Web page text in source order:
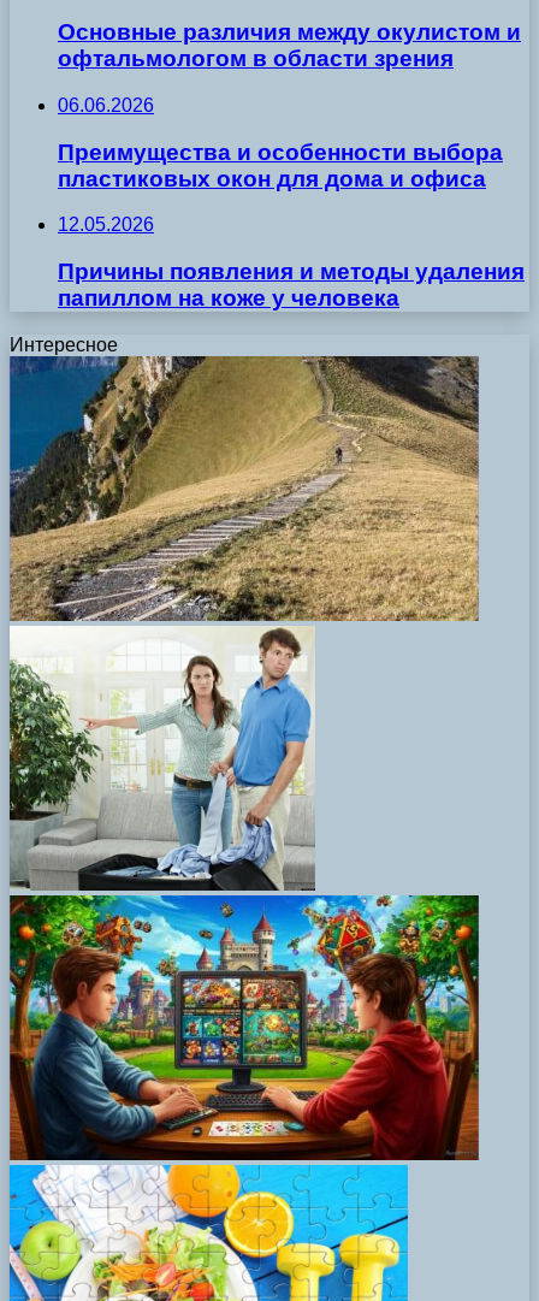
Основные различия между окулистом и
офтальмологом в области зрения
06.06.2026
Преимущества и особенности выбора
пластиковых окон для дома и офиса
12.05.2026
Причины появления и методы удаления
папиллом на коже у человека
Интересное